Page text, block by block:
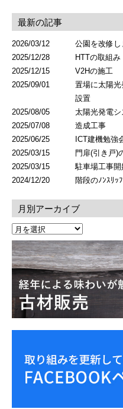
最新の記事
2026/03/12
公園を改修し
2025/12/28
HTTの取組み
2025/12/15
V2Hの施工
2025/09/01
置場に太陽
設置
2025/08/05
太陽光発電
2025/07/08
造成工事
2025/06/25
ICT建機勉強
2025/03/15
門扉(引き戸)
2025/03/15
駐車場工事開
2024/12/20
階段のﾉﾝｽﾘｯ
月別アーカイブ